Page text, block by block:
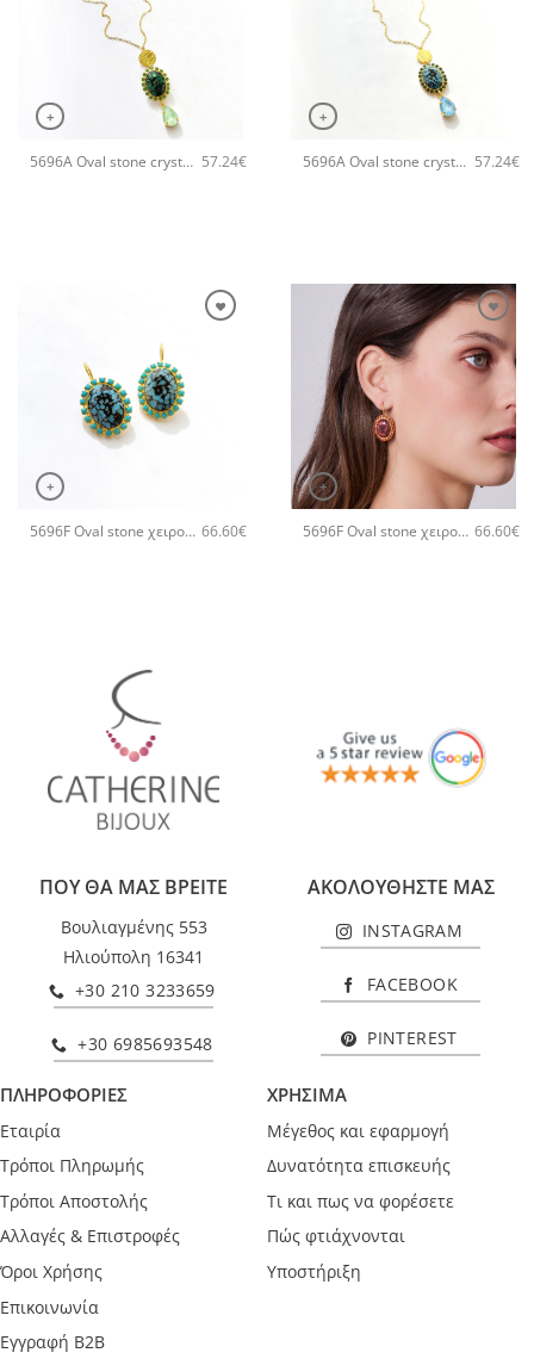
+
5696A Oval stone crystal pendant χειροποίητο κολιέ Catherine bijoux Πράσινο 57.24€
+
5696A Oval stone crystal pendant χειροποίητο κολιέ Catherine bijoux Τυρκουάζ 57.24€
+
5696F Oval stone χειροποίητα σκουλαρίκια Catherine bijoux Τυρκουάζ 66.60€
+
5696F Oval stone χειροποίητα σκουλαρίκια Catherine bijoux Πορτοκαλί 66.60€
ΠΟΥ ΘΑ ΜΑΣ ΒΡΕΙΤΕ
Βουλιαγμένης 553
Ηλιούπολη 16341
+30 210 3233659
+30 6985693548
ΑΚΟΛΟΥΘΗΣΤΕ ΜΑΣ
INSTAGRAM
FACEBOOK
PINTEREST
ΠΛΗΡΟΦΟΡΙΕΣ
Εταιρία
Τρόποι Πληρωμής
Τρόποι Αποστολής
Αλλαγές & Επιστροφές
Όροι Χρήσης
Επικοινωνία
Εγγραφή B2B
ΧΡΗΣΙΜΑ
Μέγεθος και εφαρμογή
Δυνατότητα επισκευής
Τι και πως να φορέσετε
Πώς φτιάχνονται
Υποστήριξη